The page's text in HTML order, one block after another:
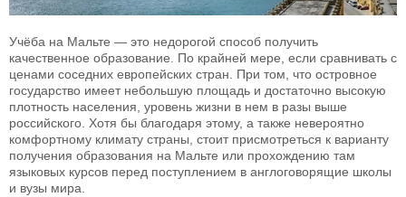
Учёба на Мальте — это недорогой способ получить
качественное образование. По крайней мере, если сравнивать с
ценами соседних европейских стран. При том, что островное
государство имеет небольшую площадь и достаточно высокую
плотность населения, уровень жизни в нем в разы выше
российского. Хотя бы благодаря этому, а также невероятно
комфортному климату страны, стоит присмотреться к варианту
получения образования на Мальте или прохождению там
языковых курсов перед поступлением в англоговорящие школы
и вузы мира.